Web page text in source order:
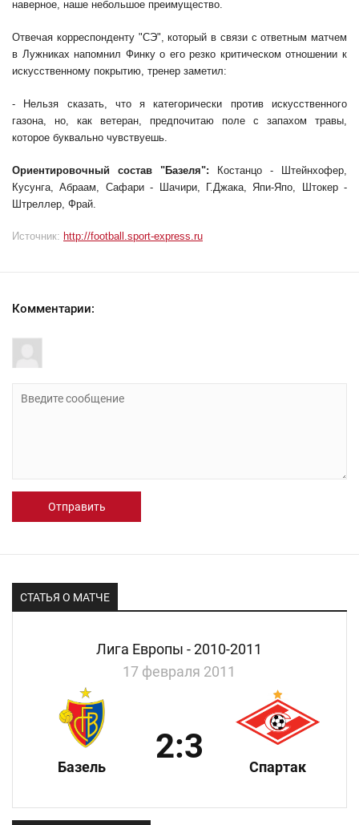
наверное, наше небольшое преимущество.
Отвечая корреспонденту "СЭ", который в связи с ответным матчем
в Лужниках напомнил Финку о его резко критическом отношении к
искусственному покрытию, тренер заметил:
- Нельзя сказать, что я категорически против искусственного
газона, но, как ветеран, предпочитаю поле с запахом травы,
которое буквально чувствуешь.
Ориентировочный состав "Базеля":
Костанцо - Штейнхофер,
Кусунга, Абраам, Сафари - Шачири, Г.Джака, Япи-Япо, Штокер -
Штреллер, Фрай.
Источник: http://football.sport-express.ru
Комментарии:
Отправить
СТАТЬЯ О МАТЧЕ
Лига Европы - 2010-2011
17 февраля 2011
Базель
2:3
Спартак